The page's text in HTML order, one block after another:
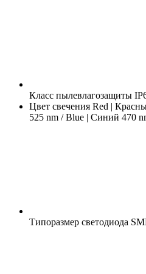
Класс пылевлагозащиты
Цвет свечения Red |
525 nm / Blue | Синий 470
Типоразмер светодиода